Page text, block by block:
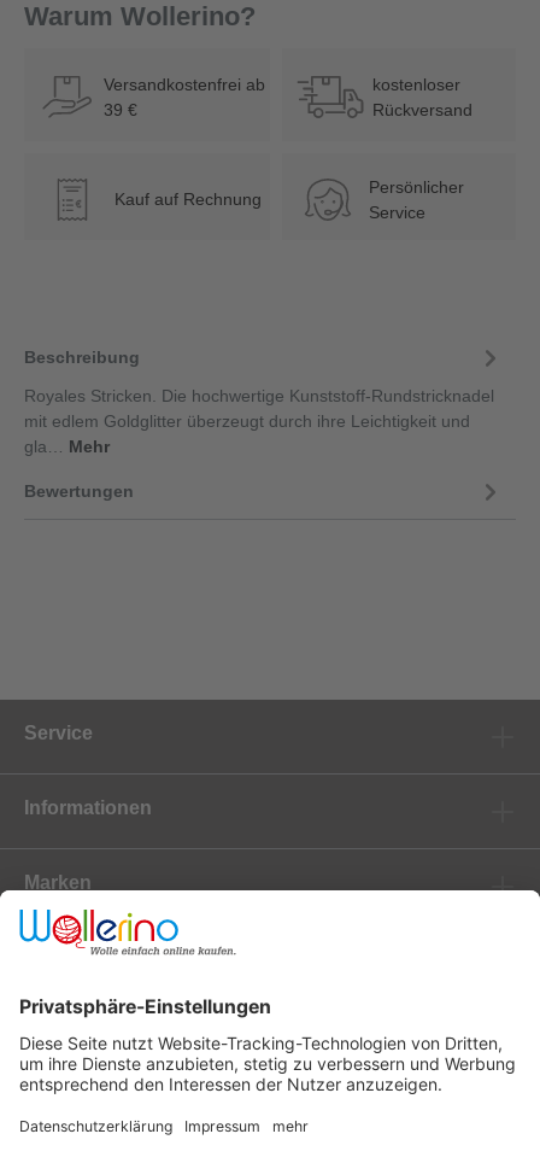
Warum Wollerino?
Versandkostenfrei ab
39 €
kostenloser
Rückversand
€ Kauf auf Rechnung
Persönlicher
Service
Beschreibung
Royales Stricken. Die hochwertige Kunststoff-Rundstricknadel
mit edlem Goldglitter überzeugt durch ihre Leichtigkeit und
gla… Mehr
Bewertungen
Service
Informationen
Marken
Newsletter
Versanddienstleister